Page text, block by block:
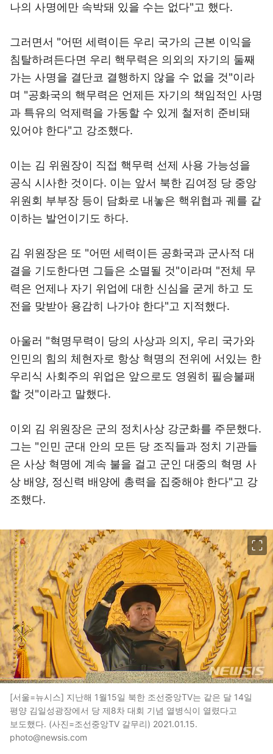
나의 사명에만 속박돼 있을 수는 없다"고 했다.
그러면서 "어떤 세력이든 우리 국가의 근본 이익을
침탈하려든다면 우리 핵무력은 의외의 자기의 둘째
가는 사명을 결단코 결행하지 않을 수 없을 것"이라
며 "공화국의 핵무력은 언제든 자기의 책임적인 사명
과 특유의 억제력을 가동할 수 있게 철저히 준비돼
있어야 한다"고 강조했다.
이는 김 위원장이 직접 핵무력 선제 사용 가능성을
공식 시사한 것이다. 이는 앞서 북한 김여정 당 중앙
위원회 부부장 등이 담화로 내놓은 핵위협과 궤를 같
이하는 발언이기도 하다.
김 위원장은 또 "어떤 세력이든 공화국과 군사적 대
결을 기도한다면 그들은 소멸될 것"이라며 "전체 무
력은 언제나 자기 위업에 대한 신심을 굳게 하고 도
전을 맞받아 용감히 나가야 한다"고 지적했다.
아울러 "혁명무력이 당의 사상과 의지, 우리 국가와
인민의 힘의 체현자로 항상 혁명의 전위에 서있는 한
우리식 사회주의 위업은 앞으로도 영원히 필승불패
할 것"이라고 말했다.
이외 김 위원장은 군의 정치사상 강군화를 주문했다.
그는 "인민 군대 안의 모든 당 조직들과 정치 기관들
은 사상 혁명에 계속 불을 걸고 군인 대중의 혁명 사
상 배양, 정신력 배양에 총력을 집중해야 한다"고 강
조했다.
[서울=뉴시스] 지난해 1월15일 북한 조선중앙TV는 같은 달 14일
평양 김일성광장에서 당 제8차 대회 기념 열병식이 열렸다고
보도했다. (사진=조선중앙TV 갈무리) 2021.01.15.
photo@newsis.com